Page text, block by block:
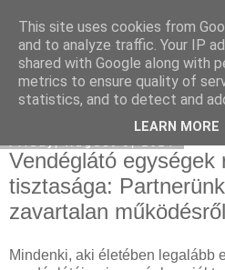
SEM and
Vendéglátó egységek
tisztasága:
zavartalan működésről
Mindenki, aki életében legalább
This site uses cookies from
and to analyze traffic. Your IP
shared with Google along with
metrics to ensure quality of
statistics, and to detect and
LEARN MORE